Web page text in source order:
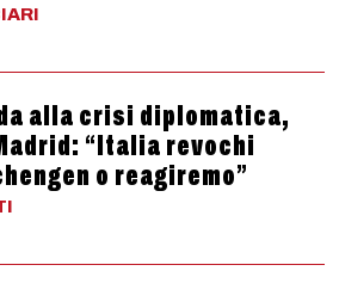
alla crisi diplomatica,
“Italia revochi
o reagiremo”